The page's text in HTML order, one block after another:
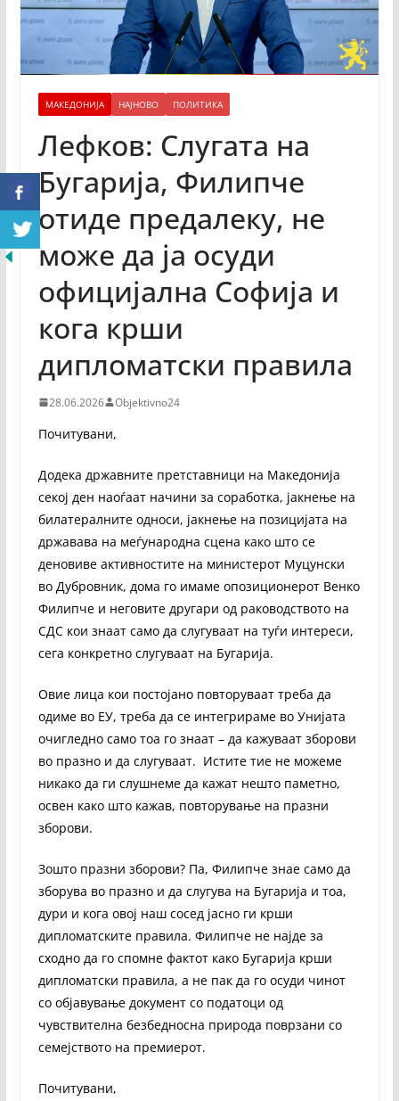
МАКЕДОНИЈА НАЈНОВО ПОЛИТИКА
Лефков: Слугата на
Бугарија, Филипче
отиде предалеку, не
може да ја осуди
официјална Софија и
кога крши
дипломатски правила
28.06.2026 Objektivno24
Почитувани,
Додека државните претставници на Македонија
секој ден наоѓаат начини за соработка, јакнење на
билатералните односи, јакнење на позицијата на
државава на меѓународна сцена како што се
деновиве активностите на министерот Муцунски
во Дубровник, дома го имаме опозиционерот Венко
Филипче и неговите другари од раководството на
СДС кои знаат само да слугуваат на туѓи интереси,
сега конкретно слугуваат на Бугарија.
Овие лица кои постојано повторуваат треба да
одиме во ЕУ, треба да се интегрираме во Унијата
очигледно само тоа го знаат – да кажуваат зборови
во празно и да слугуваат. Истите тие не можеме
никако да ги слушнеме да кажат нешто паметно,
освен како што кажав, повторување на празни
зборови.
Зошто празни зборови? Па, Филипче знае само да
зборува во празно и да слугува на Бугарија и тоа,
дури и кога овој наш сосед јасно ги крши
дипломатските правила. Филипче не најде за
сходно да го спомне фактот како Бугарија крши
дипломатски правила, а не пак да го осуди чинот
со објавување документ со податоци од
чувствителна безбедносна природа поврзани со
семејството на премиерот.
Почитувани,